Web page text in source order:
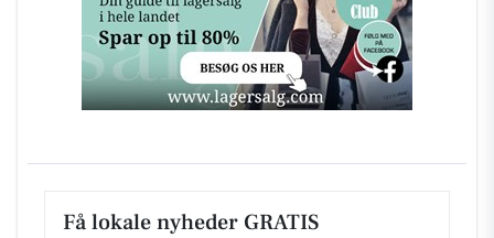
Få lokale nyheder GRATIS